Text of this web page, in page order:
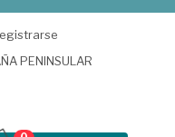
PENINSULAR